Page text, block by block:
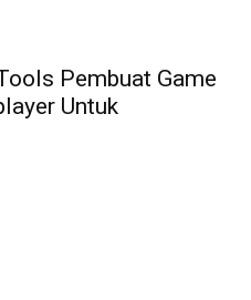
Pembuat Game
Untuk